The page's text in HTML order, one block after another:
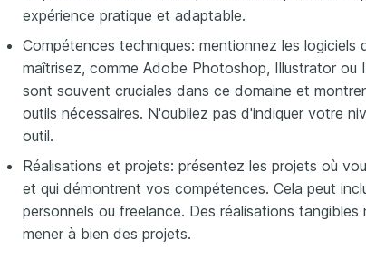
expérience pratique et adaptable.
Compétences techniques: mentionnez les logiciels
maîtrisez, comme Adobe Photoshop, Illustrator ou
sont souvent cruciales dans ce domaine et
outils nécessaires. N'oubliez pas d'indiquer votre
outil.
Réalisations et projets: présentez les projets où
et qui démontrent vos compétences. Cela peut
personnels ou freelance. Des réalisations
mener à bien des projets.